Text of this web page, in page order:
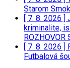
Starom
[ 7. 8. 2026 ]
kriminalite,
ROZHOVOR
[ 7. 8. 2026 ]
Futbalová